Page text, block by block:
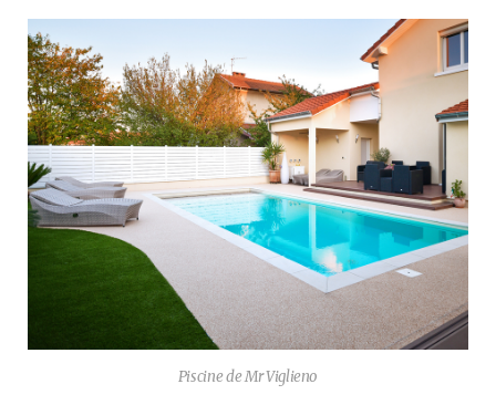
Piscine de Mr Viglieno